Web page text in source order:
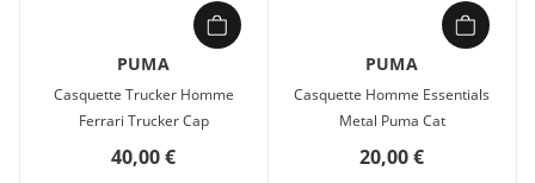
PUMA
Casquette Trucker Homme
Ferrari Trucker Cap
40,00 €
PUMA
Casquette Homme Essentials
Metal Puma Cat
20,00 €